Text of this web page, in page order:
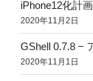
iPhone12化計画
2020年11月2日
GShell 0.7.8 −
2020年11月1日